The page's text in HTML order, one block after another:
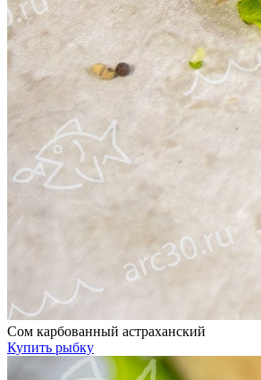
Сом карбованный астраханский
Купить рыбку